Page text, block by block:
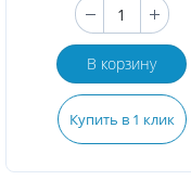
В корзину
Купить в 1 клик